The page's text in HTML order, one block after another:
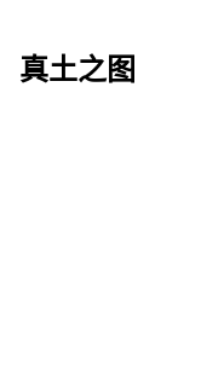
真土之图